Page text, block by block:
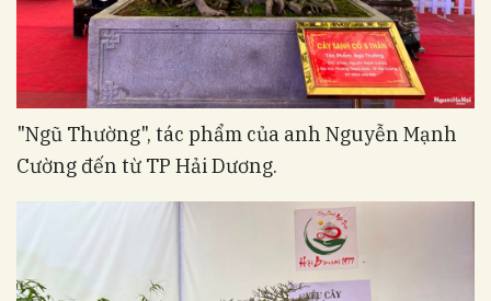
"Ngũ Thường", tác phẩm của anh Nguyễn Mạnh
Cường đến từ TP Hải Dương.